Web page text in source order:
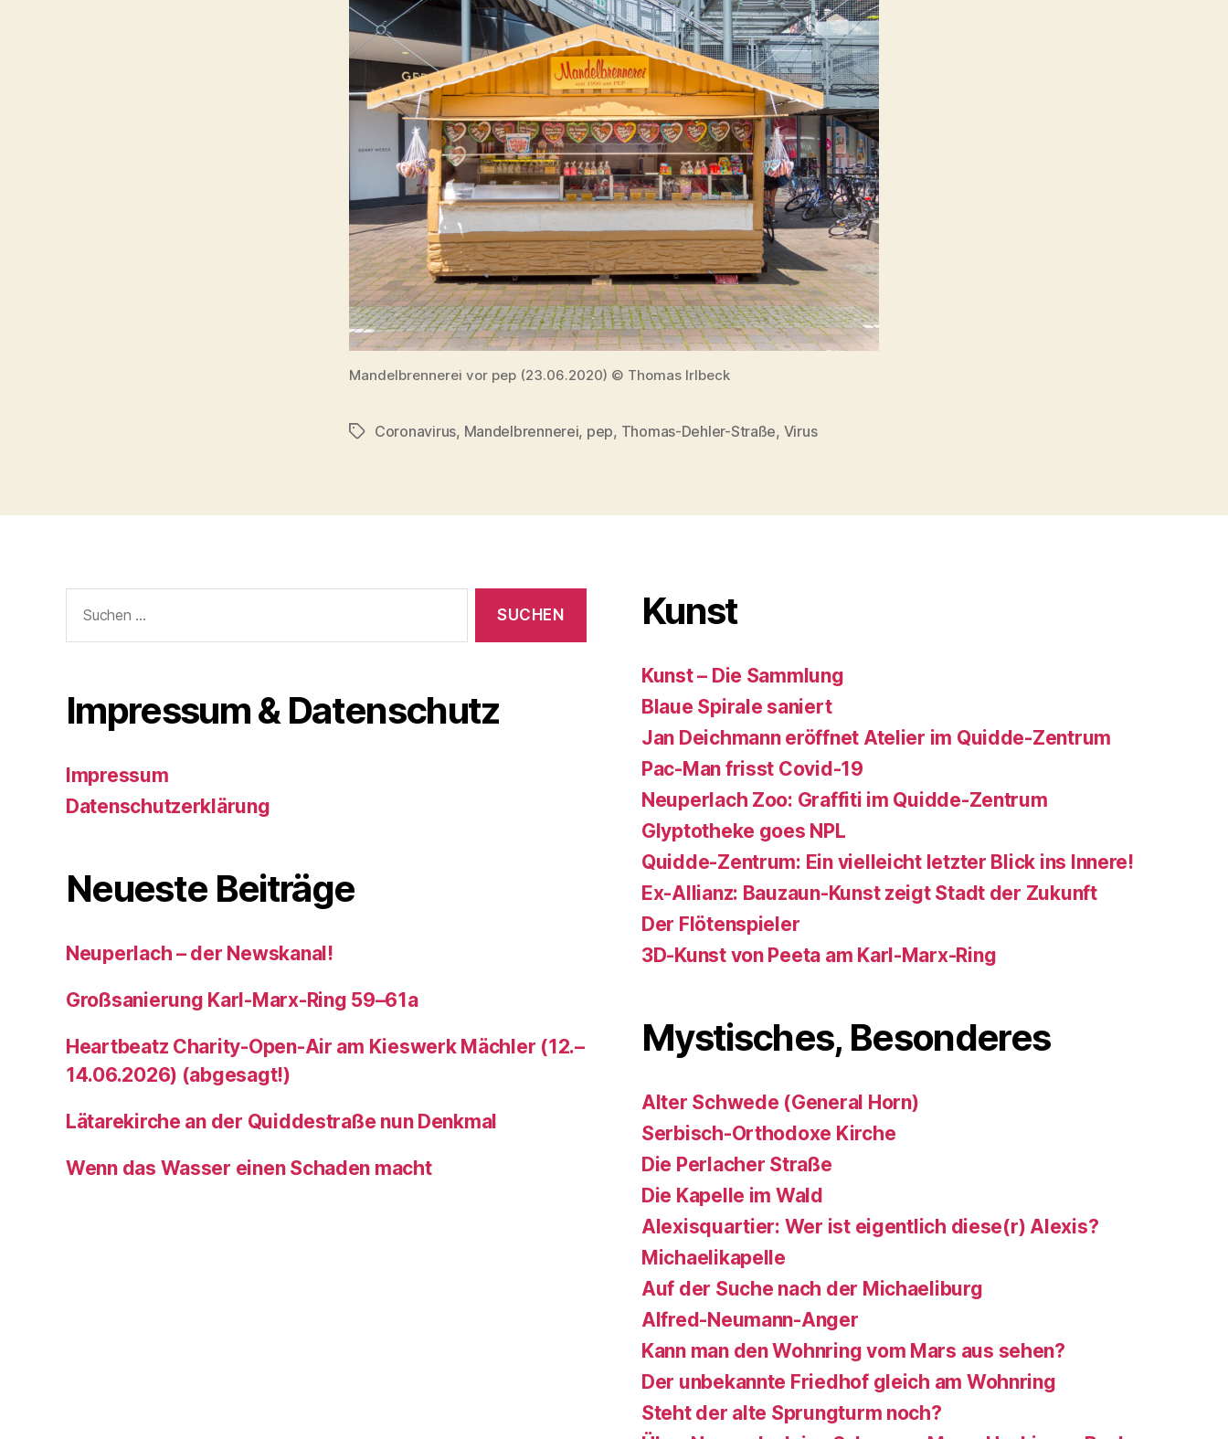
Mandelbrennerei vor pep (23.06.2020) © Thomas Irlbeck
Schlagwörter
Coronavirus, Mandelbrennerei, pep, Thomas-Dehler-Straße, Virus
nach:
Impressum & Datenschutz
Impressum
Datenschutzerklärung
Neueste Beiträge
Neuperlach – der Newskanal!
Großsanierung Karl-Marx-Ring 59–61a
Heartbeatz Charity-Open-Air am Kieswerk Mächler (12.–
14.06.2026) (abgesagt!)
Lätarekirche an der Quiddestraße nun Denkmal
Wenn das Wasser einen Schaden macht
Kunst
Kunst – Die Sammlung
Blaue Spirale saniert
Jan Deichmann eröffnet Atelier im Quidde-Zentrum
Pac-Man frisst Covid-19
Neuperlach Zoo: Graffiti im Quidde-Zentrum
Glyptotheke goes NPL
Quidde-Zentrum: Ein vielleicht letzter Blick ins Innere!
Ex-Allianz: Bauzaun-Kunst zeigt Stadt der Zukunft
Der Flötenspieler
3D-Kunst von Peeta am Karl-Marx-Ring
Mystisches, Besonderes
Alter Schwede (General Horn)
Serbisch-Orthodoxe Kirche
Die Perlacher Straße
Die Kapelle im Wald
Alexisquartier: Wer ist eigentlich diese(r) Alexis?
Michaelikapelle
Auf der Suche nach der Michaeliburg
Alfred-Neumann-Anger
Kann man den Wohnring vom Mars aus sehen?
Der unbekannte Friedhof gleich am Wohnring
Steht der alte Sprungturm noch?